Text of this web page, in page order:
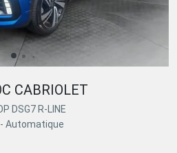
CABRIOLET
DSG7 R-LINE
Automatique